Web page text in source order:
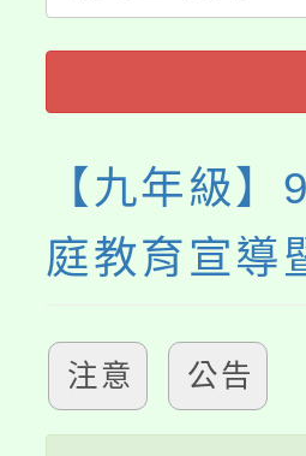
會
【九年級
庭教育宣導
注意 公告